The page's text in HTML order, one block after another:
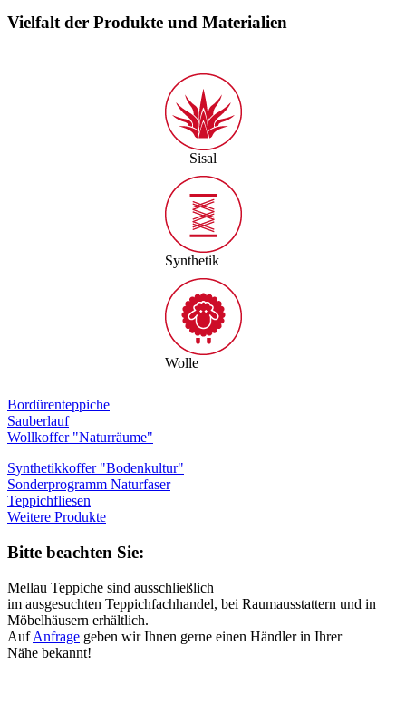
Vielfalt der Produkte und Materialien
Sisal
Synthetik
Wolle
Bordürenteppiche
Sauberlauf
Wollkoffer "Naturräume"
Synthetikkoffer "Bodenkultur"
Sonderprogramm Naturfaser
Teppichfliesen
Weitere Produkte
Bitte beachten Sie:
Mellau Teppiche sind ausschließlich
im ausgesuchten Teppichfachhandel, bei Raumausstattern und in
Möbelhäusern erhältlich.
AufAnfrage geben wir Ihnen gerne einen Händler in Ihrer
Nähe bekannt!